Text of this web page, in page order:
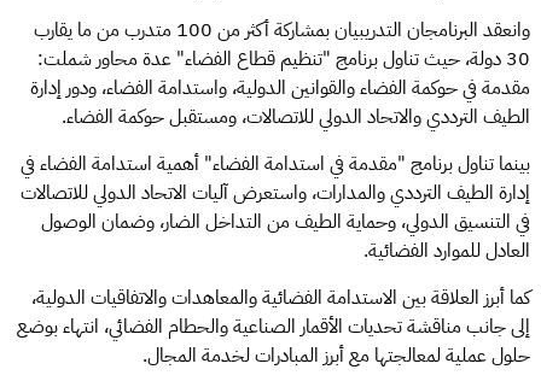
وانعقد البرنامجان التدريبيان بمشاركة أكثر من 100 متدرب من ما يقارب
30 دولة، حيث تناول برنامج "تنظيم قطاع الفضاء" عدة محاور شملت:
مقدمة في حوكمة الفضاء والقوانين الدولية، واستدامة الفضاء، ودور إدارة
الطيف الترددي والاتحاد الدولي للاتصالات، ومستقبل حوكمة الفضاء.
بينما تناول برنامج "مقدمة في استدامة الفضاء" أهمية استدامة الفضاء في
إدارة الطيف الترددي والمدارات، واستعرض آليات الاتحاد الدولي للاتصالات
في التنسيق الدولي، وحماية الطيف من التداخل الضار، وضمان الوصول
العادل للموارد الفضائية.
كما أبرز العلاقة بين الاستدامة الفضائية والمعاهدات والاتفاقيات الدولية،
إلى جانب مناقشة تحديات الأقمار الصناعية والحطام الفضائي، انتهاء بوضع
حلول عملية لمعالجتها مع أبرز المبادرات لخدمة المجال.